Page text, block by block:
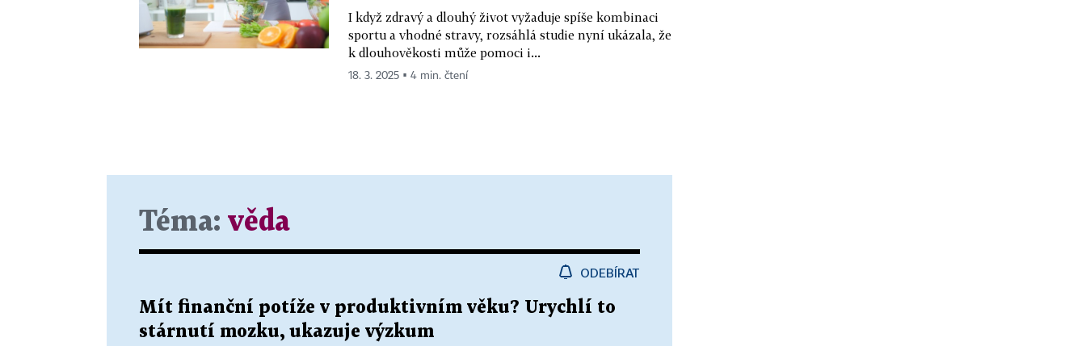
I když zdravý a dlouhý život vyžaduje spíše kombinaci
sportu a vhodné stravy, rozsáhlá studie nyní ukázala, že
k dlouhověkosti může pomoci i...
18. 3. 2025 ▪ 4 min. čtení
Téma: věda
ODEBÍRAT
Mít finanční potíže v produktivním věku? Urychlí to
stárnutí mozku, ukazuje výzkum